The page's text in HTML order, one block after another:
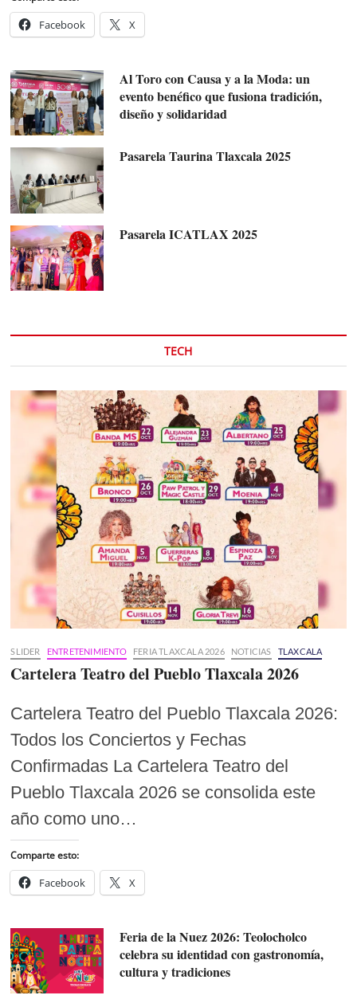
Facebook X
Al Toro con Causa y a la Moda: un
evento benéfico que fusiona tradición,
diseño y solidaridad
Pasarela Taurina Tlaxcala 2025
Pasarela ICATLAX 2025
TECH
SLIDER ENTRETENIMIENTO FERIA TLAXCALA 2026 NOTICIAS TLAXCALA
Cartelera Teatro del Pueblo Tlaxcala 2026
Cartelera Teatro del Pueblo Tlaxcala 2026:
Todos los Conciertos y Fechas
Confirmadas La Cartelera Teatro del
Pueblo Tlaxcala 2026 se consolida este
año como uno…
Comparte esto:
Facebook X
Feria de la Nuez 2026: Teolocholco
celebra su identidad con gastronomía,
cultura y tradiciones